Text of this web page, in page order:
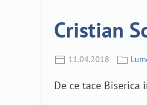
Cristian
11.04.2018
De ce tace Biserica